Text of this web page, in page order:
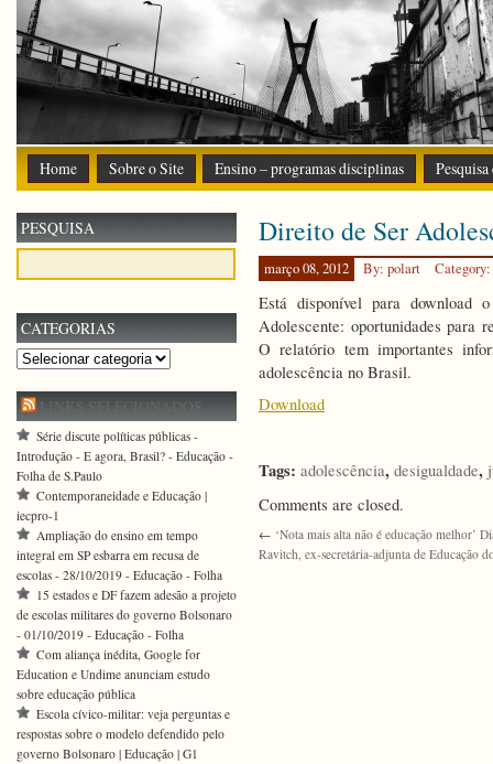
Home Sobre o Site Ensino – programas disciplinas
Direito de Ser
março 08, 2012 By: polart Category:
Está disponível para
Adolescente: oportunidades para
O relatório tem importantes
adolescência no Brasil.
Download
Tags: adolescência, desigualdade,
Comments are closed.
← ‘Nota mais alta não é educação melhor’
Ravitch, ex-secretária-adjunta de Educação
PESQUISA
CATEGORIAS
Categorias
LINKS SELECIONADOS
Série discute políticas públicas -
Introdução - E agora, Brasil? - Educação -
Folha de S.Paulo
Contemporaneidade e Educação |
iecpro-1
Ampliação do ensino em tempo
integral em SP esbarra em recusa de
escolas - 28/10/2019 - Educação - Folha
15 estados e DF fazem adesão a projeto
de escolas militares do governo Bolsonaro
- 01/10/2019 - Educação - Folha
Com aliança inédita, Google for
Education e Undime anunciam estudo
sobre educação pública
Escola cívico-militar: veja perguntas e
respostas sobre o modelo defendido pelo
governo Bolsonaro | Educação | G1